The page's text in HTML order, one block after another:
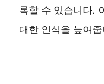
록할 수 있습니다.
대한 인식을 높여줍